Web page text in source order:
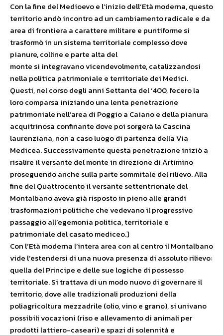
Con la fine del Medioevo e l’inizio dell’Età moderna, questo
territorio andò incontro ad un cambiamento radicale e da
area di frontiera a carattere militare e puntiforme si
trasformò in un sistema territoriale complesso dove
pianure, colline e parte alta del
monte si integravano vicendevolmente, catalizzandosi
nella politica patrimoniale e territoriale dei Medici.
Questi, nel corso degli anni Settanta del ‘400, fecero la
loro comparsa iniziando una lenta penetrazione
patrimoniale nell’area di Poggio a Caiano e della pianura
acquitrinosa confinante dove poi sorgerà la Cascina
laurenziana, non a caso luogo di partenza della Via
Medicea. Successivamente questa penetrazione iniziò a
risalire il versante del monte in direzione di Artimino
proseguendo anche sulla parte sommitale del rilievo. Alla
fine del Quattrocento il versante settentrionale del
Montalbano aveva già risposto in pieno alle grandi
trasformazioni politiche che vedevano il progressivo
passaggio all’egemonia politica, territoriale e
patrimoniale del casato mediceo.]
Con l’Età moderna l’intera area con al centro il Montalbano
vide l’estendersi di una nuova presenza di assoluto rilievo:
quella del Principe e delle sue logiche di possesso
territoriale. Si trattava di un modo nuovo di governare il
territorio, dove alle tradizionali produzioni della
poliagricoltura mezzadrile (olio, vino e grano), si univano
possibili vocazioni (riso e allevamento di animali per
prodotti lattiero-caseari) e spazi di solennità e